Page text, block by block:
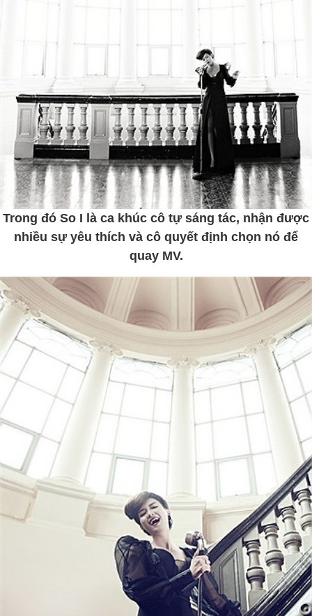
Trong đó So I là ca khúc cô tự sáng tác, nhận được
nhiều sự yêu thích và cô quyết định chọn nó để
quay MV.